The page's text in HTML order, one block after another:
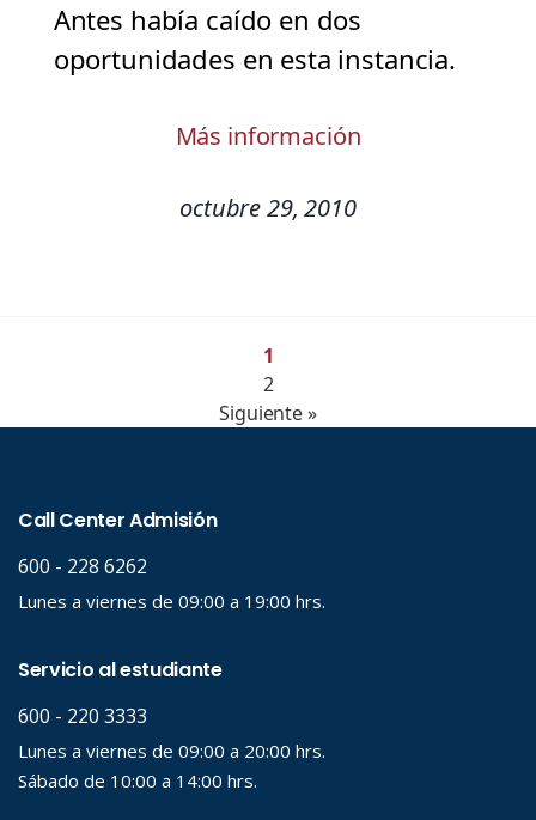
Antes había caído en dos
oportunidades en esta instancia.
Más información
octubre 29, 2010
1
2
Siguiente »